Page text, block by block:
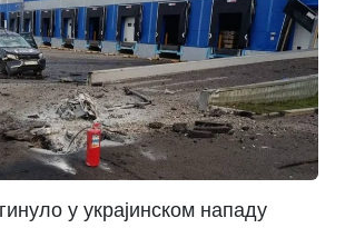
у украјинском нападу